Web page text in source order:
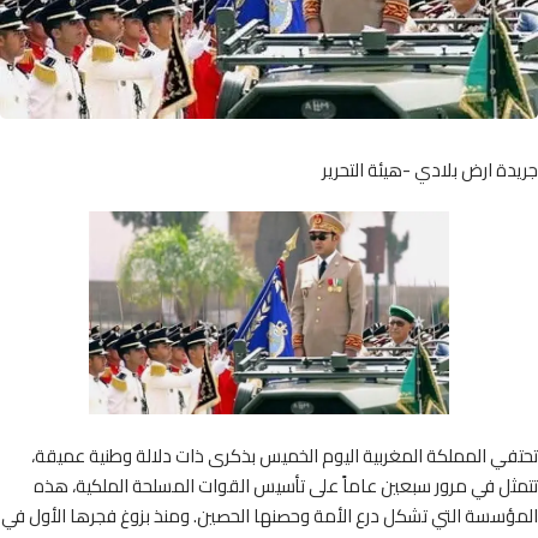
ارض بلادي -هيئة التحرير
المملكة المغربية اليوم الخميس بذكرى ذات دلالة وطنية عميقة،
في مرور سبعين عاماً على تأسيس القوات المسلحة الملكية، هذه
التي تشكل درع الأمة وحصنها الحصين. ومنذ بزوغ فجرها الأول في